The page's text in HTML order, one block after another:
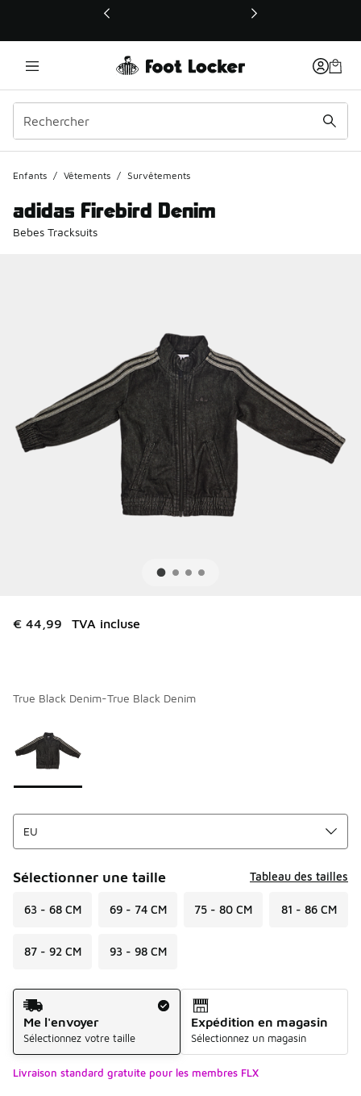
Ce lien ouvrira une nouvelle fenêtre
Enfants / Vêtements / Survêtements
adidas Firebird Denim
Bebes Tracksuits
€ 44,99 TVA incluse
True Black Denim-True Black Denim
Sélectionner une taille Tableau des tailles
63 - 68 CM 69 - 74 CM 75 - 80 CM 81 - 86 CM
87 - 92 CM 93 - 98 CM
Mode d'expédition
Me l'envoyer
Sélectionnez votre taille
Expédition en magasin
Sélectionnez un magasin
Livraison standard gratuite pour les membres FLX